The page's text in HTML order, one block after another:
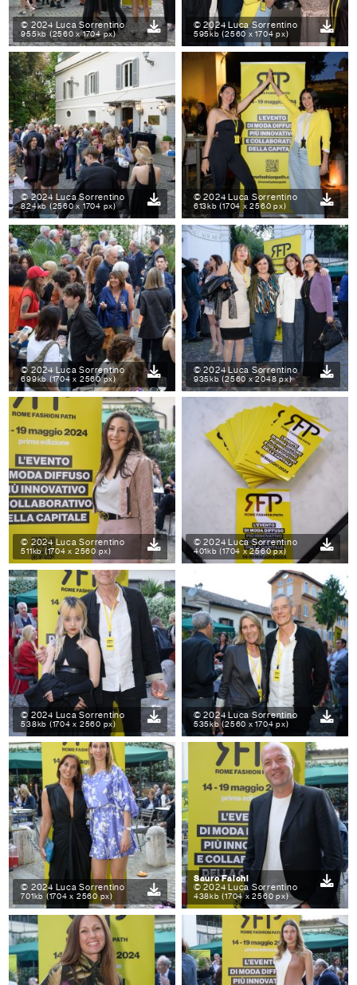
© 2024 Luca Sorrentino
955kb (2560 x 1704 px)
© 2024 Luca Sorrentino
595kb (2560 x 1704 px)
© 2024 Luca Sorrentino
824kb (2560 x 1704 px)
© 2024 Luca Sorrentino
613kb (1704 x 2560 px)
© 2024 Luca Sorrentino
699kb (1704 x 2560 px)
© 2024 Luca Sorrentino
935kb (2560 x 2048 px)
© 2024 Luca Sorrentino
511kb (1704 x 2560 px)
© 2024 Luca Sorrentino
401kb (1704 x 2560 px)
© 2024 Luca Sorrentino
538kb (1704 x 2560 px)
© 2024 Luca Sorrentino
535kb (2560 x 1704 px)
© 2024 Luca Sorrentino
701kb (1704 x 2560 px)
Sauro Falchi
© 2024 Luca Sorrentino
438kb (1704 x 2560 px)